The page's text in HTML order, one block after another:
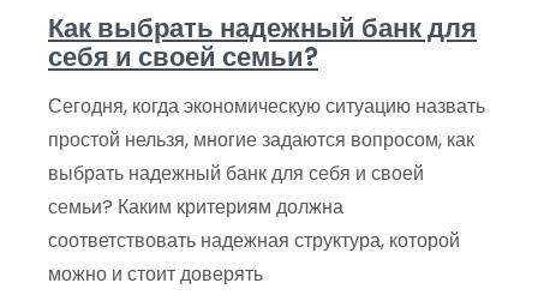
Как выбрать надежный банк для
себя и своей семьи?
Сегодня, когда экономическую ситуацию назвать
простой нельзя, многие задаются вопросом, как
выбрать надежный банк для себя и своей
семьи? Каким критериям должна
соответствовать надежная структура, которой
можно и стоит доверять